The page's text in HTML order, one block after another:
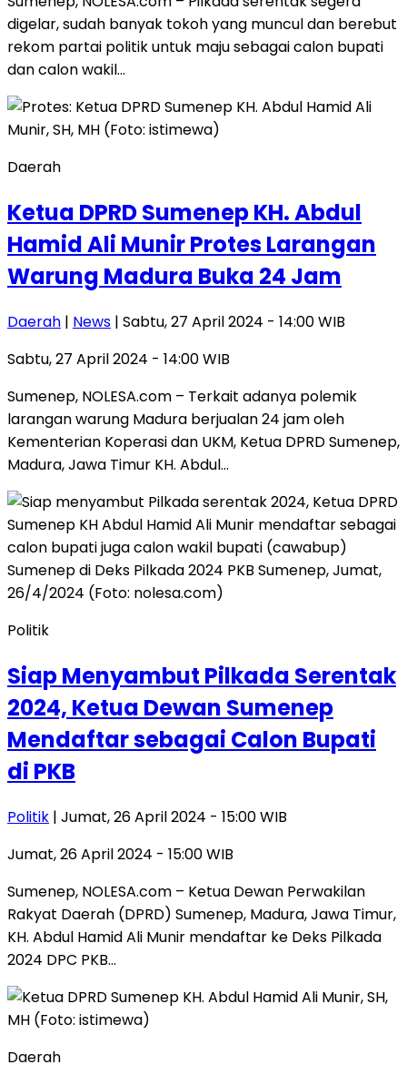
digelar, sudah banyak tokoh yang muncul dan berebut
rekom partai politik untuk maju sebagai calon bupati
dan calon wakil…
Daerah
Ketua DPRD Sumenep KH. Abdul
Hamid Ali Munir Protes Larangan
Warung Madura Buka 24 Jam
Daerah | News | Sabtu, 27 April 2024 - 14:00 WIB
Sabtu, 27 April 2024 - 14:00 WIB
Sumenep, NOLESA.com – Terkait adanya polemik
larangan warung Madura berjualan 24 jam oleh
Kementerian Koperasi dan UKM, Ketua DPRD Sumenep,
Madura, Jawa Timur KH. Abdul…
Politik
Siap Menyambut Pilkada Serentak
2024, Ketua Dewan Sumenep
Mendaftar sebagai Calon Bupati
di PKB
Politik | Jumat, 26 April 2024 - 15:00 WIB
Jumat, 26 April 2024 - 15:00 WIB
Sumenep, NOLESA.com – Ketua Dewan Perwakilan
Rakyat Daerah (DPRD) Sumenep, Madura, Jawa Timur,
KH. Abdul Hamid Ali Munir mendaftar ke Deks Pilkada
2024 DPC PKB…
Daerah